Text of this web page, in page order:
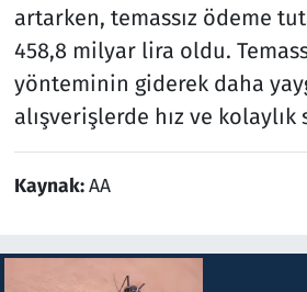
artarken, temassız ödeme
458,8 milyar lira oldu.
yönteminin giderek daha
alışverişlerde hız ve kolaylık
Kaynak:AA